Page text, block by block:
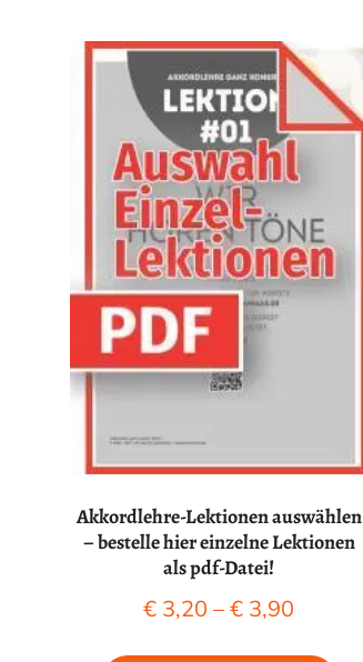
Akkordlehre-Lektionen auswählen
– bestelle hier einzelne Lektionen
als pdf-Datei!
€ 3,20 –€ 3,90